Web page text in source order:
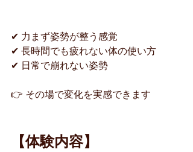
✔ 力まず姿勢が整う感覚
✔ 長時間でも疲れない体の使い方
✔ 日常で崩れない姿勢
👉 その場で変化を実感できます
【体験内容】